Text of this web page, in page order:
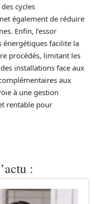
cycles
également de réduire
Enfin, l’essor
énergétiques facilite la
procédés, limitant les
installations face aux
aux
à une gestion
rentable pour
: